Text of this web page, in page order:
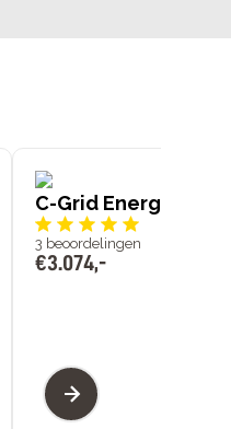
C-Grid Energy lage
3 beoordelingen
€3.074,-